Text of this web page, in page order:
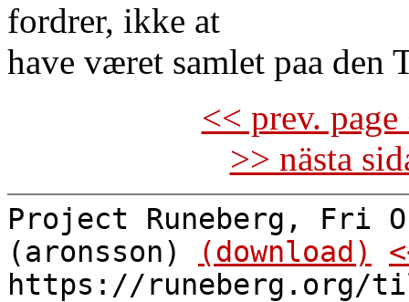
fordrer, ikke at
have været samlet paa den
<< prev.
>> nästa
Project Runeberg, Fri
(aronsson)
(download)
https://runeberg.org/